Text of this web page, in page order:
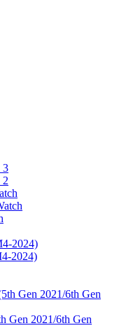
3
2
2024)
2024)
Gen 2021/6th Gen
Gen 2021/6th Gen